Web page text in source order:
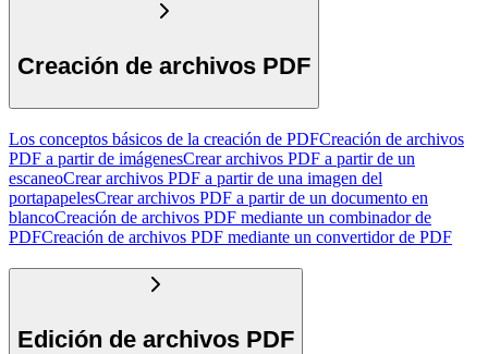
Creación de archivos PDF
Los conceptos básicos de la creación de PDFCreación de archivos
PDF a partir de imágenesCrear archivos PDF a partir de un
escaneoCrear archivos PDF a partir de una imagen del
portapapelesCrear archivos PDF a partir de un documento en
blancoCreación de archivos PDF mediante un combinador de
PDFCreación de archivos PDF mediante un convertidor de PDF
Edición de archivos PDF